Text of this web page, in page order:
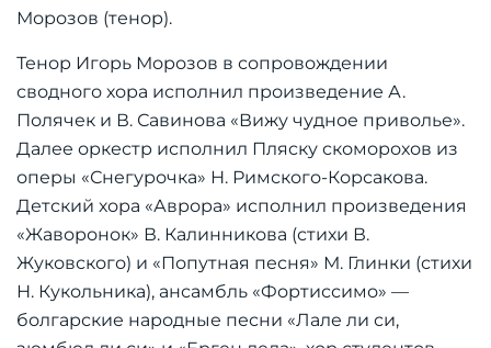
Морозов (тенор).
Тенор Игорь Морозов в сопровождении
сводного хора исполнил произведение А.
Полячек и В. Савинова «Вижу чудное приволье».
Далее оркестр исполнил Пляску скоморохов из
оперы «Снегурочка» Н. Римского-Корсакова.
Детский хора «Аврора» исполнил произведения
«Жаворонок» В. Калинникова (стихи В.
Жуковского) и «Попутная песня» М. Глинки (стихи
Н. Кукольника), ансамбль «Фортиссимо» —
болгарские народные песни «Лале ли си,